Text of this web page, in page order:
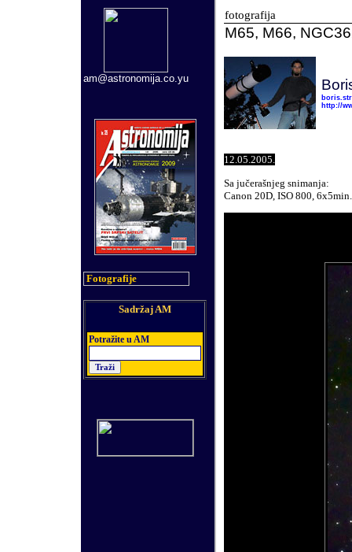
am@astronomija.co.yu
Fotografije
Sadržaj AM
Potražite u AM
fotografija
M65, M66,
http://
12.05.2005.
Sa jučerašnjeg snimanja:
Canon 20D, ISO 800,